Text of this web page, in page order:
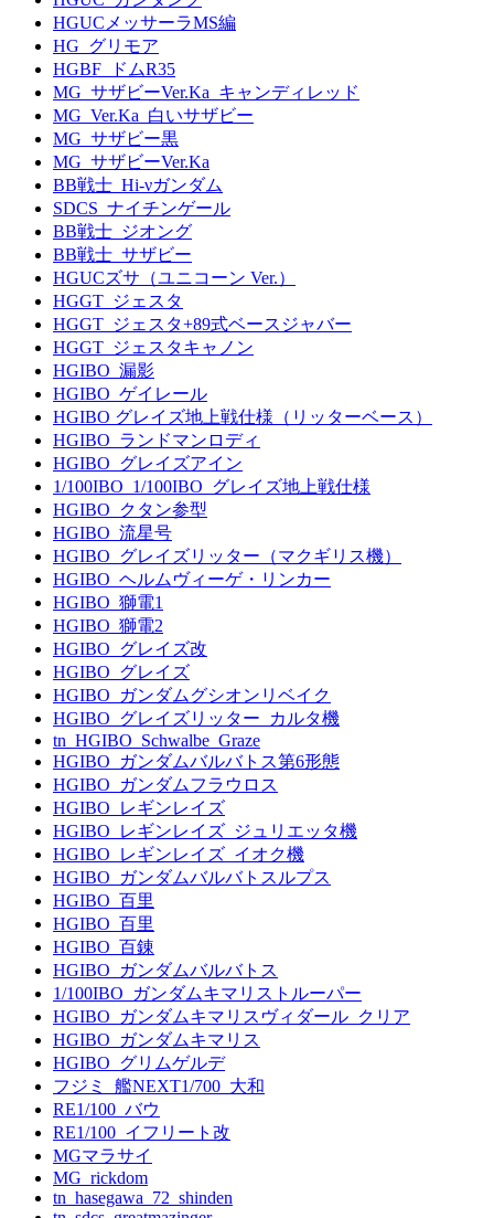
HGUCメッサーラMS編
HG_グリモア
HGBF_ドムR35
MG_サザビーVer.Ka_キャンディレッド
MG_Ver.Ka_白いサザビー
MG_サザビー黒
MG_サザビーVer.Ka
BB戦士_Hi-νガンダム
SDCS_ナイチンゲール
BB戦士_ジオング
BB戦士_サザビー
HGUCズサ（ユニコーン Ver.）
HGGT_ジェスタ
HGGT_ジェスタ+89式ベースジャバー
HGGT_ジェスタキャノン
HGIBO_漏影
HGIBO_ゲイレール
HGIBO グレイズ地上戦仕様（リッターベース）
HGIBO_ランドマンロディ
HGIBO_グレイズアイン
1/100IBO_1/100IBO_グレイズ地上戦仕様
HGIBO_クタン参型
HGIBO_流星号
HGIBO_グレイズリッター（マクギリス機）
HGIBO_ヘルムヴィーゲ・リンカー
HGIBO_獅電1
HGIBO_獅電2
HGIBO_グレイズ改
HGIBO_グレイズ
HGIBO_ガンダムグシオンリベイク
HGIBO_グレイズリッター_カルタ機
tn_HGIBO_Schwalbe_Graze
HGIBO_ガンダムバルバトス第6形態
HGIBO_ガンダムフラウロス
HGIBO_レギンレイズ
HGIBO_レギンレイズ_ジュリエッタ機
HGIBO_レギンレイズ_イオク機
HGIBO_ガンダムバルバトスルプス
HGIBO_百里
HGIBO_百里
HGIBO_百錬
HGIBO_ガンダムバルバトス
1/100IBO_ガンダムキマリストルーパー
HGIBO_ガンダムキマリスヴィダール_クリア
HGIBO_ガンダムキマリス
HGIBO_グリムゲルデ
フジミ_艦NEXT1/700_大和
RE1/100_バウ
RE1/100_イフリート改
MGマラサイ
MG_rickdom
tn_hasegawa_72_shinden